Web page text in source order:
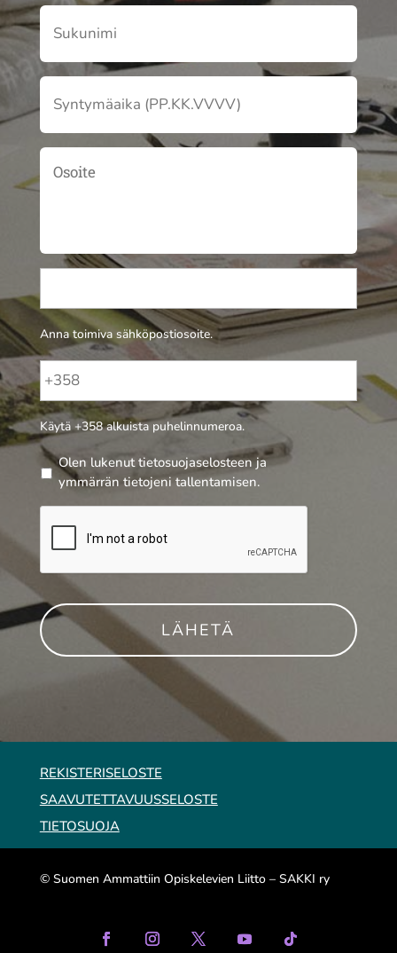
Anna toimiva sähköpostiosoite.
Käytä +358 alkuista puhelinnumeroa.
Olen lukenut tietosuojaselosteen ja
ymmärrän tietojeni tallentamisen.
REKISTERISELOSTE
SAAVUTETTAVUUSSELOSTE
TIETOSUOJA
© Suomen Ammattiin Opiskelevien Liitto – SAKKI ry